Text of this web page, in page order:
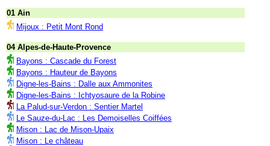
01 Ain
Mijoux : Petit Mont Rond
04 Alpes-de-Haute-Provence
Bayons : Cascade du Forest
Bayons : Hauteur de Bayons
Digne-les-Bains : Dalle aux Ammonites
Digne-les-Bains : Ichtyosaure de la Robine
La Palud-sur-Verdon : Sentier Martel
Le Sauze-du-Lac : Les Demoiselles Coiffées
Mison : Lac de Mison-Upaix
Mison : Le château